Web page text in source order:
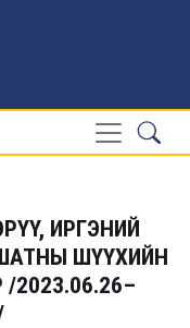
ИРГЭНИЙ
ШҮҮХИЙН